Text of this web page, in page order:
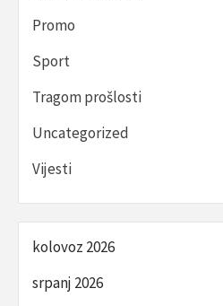
Promo
Sport
Tragom prošlosti
Uncategorized
Vijesti
kolovoz 2026
srpanj 2026